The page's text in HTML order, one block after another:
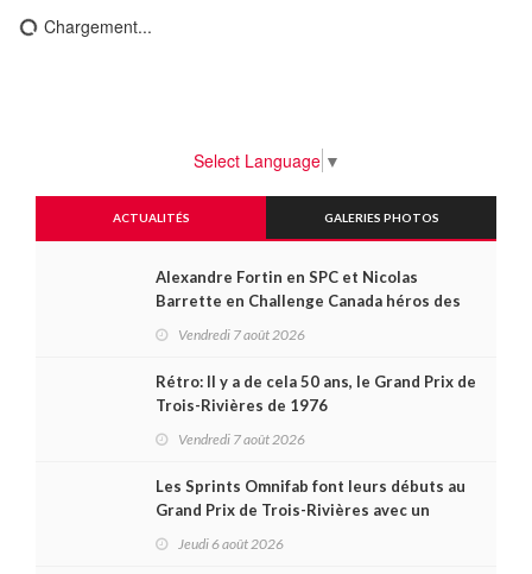
Chargement...
Select Language ▼
ACTUALITÉS GALERIES PHOTOS
Alexandre Fortin en SPC et Nicolas
Barrette en Challenge Canada héros des
Vendredi 7 août 2026
Rétro: Il y a de cela 50 ans, le Grand Prix de
Trois-Rivières de 1976
Vendredi 7 août 2026
Les Sprints Omnifab font leurs débuts au
Grand Prix de Trois-Rivières avec un
Jeudi 6 août 2026